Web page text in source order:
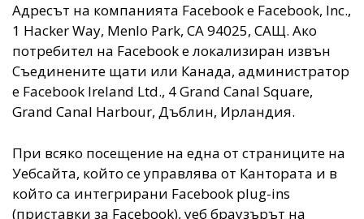
Адресът на компанията Facebook е Facebook, Inc.,
1 Hacker Way, Menlo Park, CA 94025, САЩ. Ако
потребител на Facebook е локализиран извън
Съединените щати или Канада, администратор
е Facebook Ireland Ltd., 4 Grand Canal Square,
Grand Canal Harbour, Дъблин, Ирландия.
При всяко посещение на една от страниците на
Уебсайта, който се управлява от Кантората и в
който са интегрирани Facebook plug-ins
(приставки за Facebook), уеб браузърът на